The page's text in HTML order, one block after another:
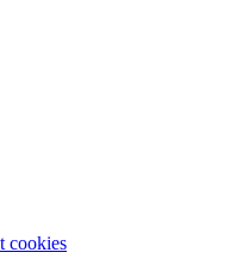
cookies